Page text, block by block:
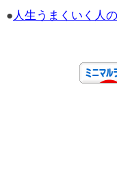
● 人生うまくいく人